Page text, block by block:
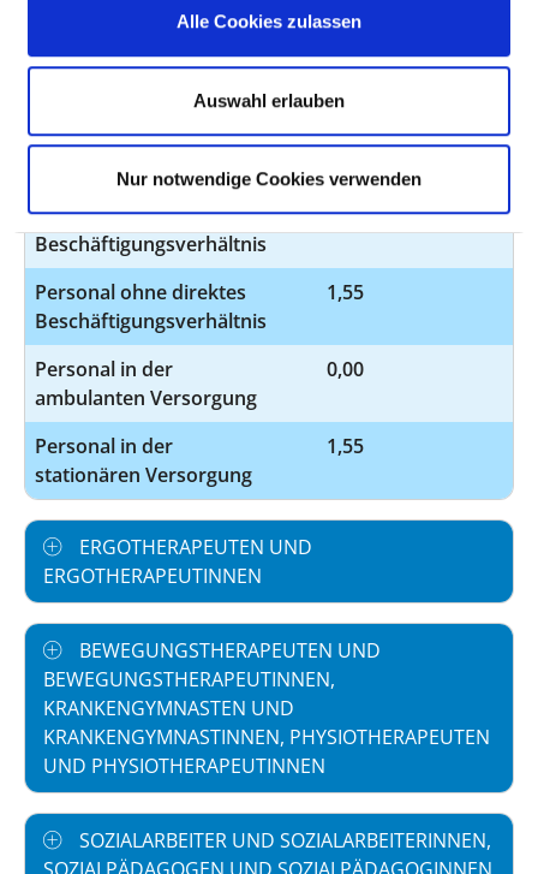
Alle Cookies zulassen
Auswahl erlauben
Nur notwendige Cookies verwenden
PSYCHOLOGINNEN
Anzahl (gesamt)
Personal mit direktem
Beschäftigungsverhältnis
0,00
Personal ohne direktes
Beschäftigungsverhältnis
1,55
Personal in der
ambulanten Versorgung
0,00
Personal in der
stationären Versorgung
1,55
ERGOTHERAPEUTEN UND
ERGOTHERAPEUTINNEN
BEWEGUNGSTHERAPEUTEN UND
BEWEGUNGSTHERAPEUTINNEN,
KRANKENGYMNASTEN UND
KRANKENGYMNASTINNEN, PHYSIOTHERAPEUTEN
UND PHYSIOTHERAPEUTINNEN
SOZIALARBEITER UND SOZIALARBEITERINNEN,